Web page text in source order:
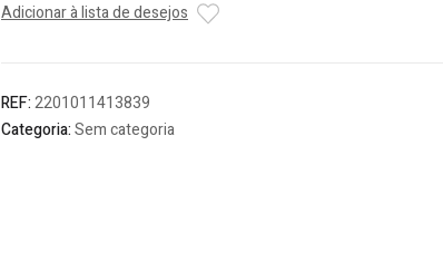
Tripoli
Hidrófuga
(Nº42)
Adicionar à lista de desejos
REF:2201011413839
Categoria:Sem categoria